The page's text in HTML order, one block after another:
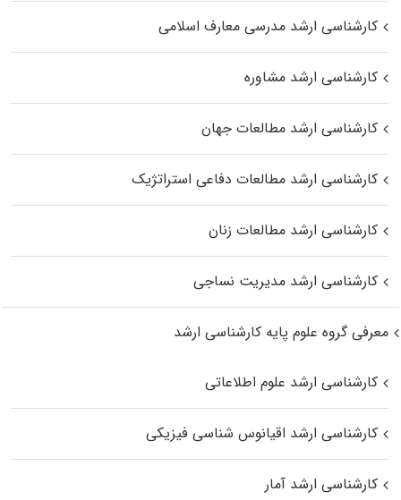
کارشناسی ارشد مدرسی معارف اسلامی
کارشناسی ارشد مشاوره
کارشناسی ارشد مطالعات جهان
کارشناسی ارشد مطالعات دفاعی استراتژیک
کارشناسی ارشد مطالعات زنان
کارشناسی ارشد مدیریت نساجی
معرفی گروه علوم پایه کارشناسی ارشد
کارشناسی ارشد علوم اطلاعاتی
کارشناسی ارشد اقیانوس‌ شناسی فیزیکی
کارشناسی ارشد آمار